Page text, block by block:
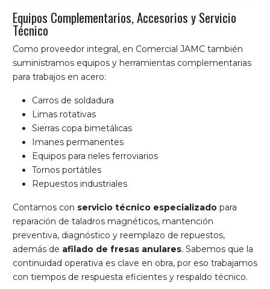
Equipos Complementarios, Accesorios y Servicio
Técnico
Como proveedor integral, en Comercial JAMC también
suministramos equipos y herramientas complementarias
para trabajos en acero:
Carros de soldadura
Limas rotativas
Sierras copa bimetálicas
Imanes permanentes
Equipos para rieles ferroviarios
Tornos portátiles
Repuestos industriales
Contamos con servicio técnico especializado para
reparación de taladros magnéticos, mantención
preventiva, diagnóstico y reemplazo de repuestos,
además de afilado de fresas anulares. Sabemos que la
continuidad operativa es clave en obra, por eso trabajamos
con tiempos de respuesta eficientes y respaldo técnico.